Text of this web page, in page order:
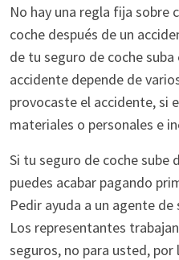
¿Cuánto
sube
el
seguro
de
coche
un
accidente?
No hay una regla fija sobre
coche después de un
de tu seguro de coche suba
accidente depende de
provocaste el accidente, si
materiales o personales e
Si tu seguro de coche sube
puedes acabar pagando
Pedir ayuda a un agente
Los representantes
seguros, no para usted, por